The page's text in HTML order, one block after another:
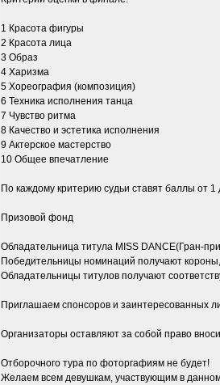
1 Красота фигуры
2 Красота лица
3 Образ
4 Харизма
5 Хореография (композиция)
6 Техника исполнения танца
7 Чувство ритма
8 Качество и эстетика исполнения
9 Актерское мастерство
10 Общее впечатление
По каждому критерию судьи ставят баллы от
Призовой фонд
Обладательница титула MISS DANCE(Гран-
Победительницы номинаций получают
Обладательницы титулов получают
Приглашаем спонсоров и заинтересованных
Организаторы оставляют за собой право
Отборочного тура по фоторгафиям не будет!
Желаем всем девушкам, участвующим в данном